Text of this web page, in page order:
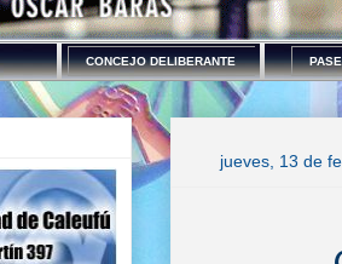
CONCEJO DELIBERANTE
jueves, 13 de